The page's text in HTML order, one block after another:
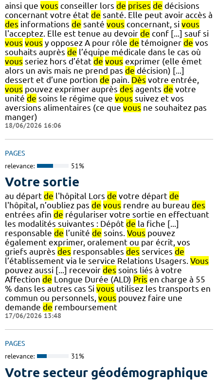
ainsi que vous conseiller lors de prises de décisions
concernant votre état de santé. Elle peut avoir accès à
des informations de santé vous concernant, si vous
l'acceptez. Elle est tenue au devoir de conf [...] sauf si
vous vous y opposez A pour rôle de témoigner de vos
souhaits auprès de l’équipe médicale dans le cas où
vous seriez hors d’état de vous exprimer (elle émet
alors un avis mais ne prend pas de décision) [...]
dessert et d’une portion de pain. Dès votre entrée,
vous pouvez exprimer auprès des agents de votre
unité de soins le régime que vous suivez et vos
aversions alimentaires (ce que vous ne souhaitez pas
manger)
18/06/2026 16:06
PAGES
relevance: 51%
Votre sortie
au départ de l'hôpital Lors de votre départ de
l'hôpital, n’oubliez pas de vous rendre au bureau des
entrées afin de régulariser votre sortie en effectuant
les modalités suivantes : Dépôt de la fiche [...]
responsable de l’unité de soins. Vous pouvez
également exprimer, oralement ou par écrit, vos
griefs auprès des responsables des services de
l’établissement via le service Relations Usagers. Vous
pouvez aussi [...] recevoir des soins liés à votre
Affection de Longue Durée (ALD) Pris en charge à 55
% dans les autres cas Si vous utilisez les transports en
commun ou personnels, vous pouvez faire une
demande de remboursement
17/06/2026 13:48
PAGES
relevance: 31%
Votre secteur géodémographique